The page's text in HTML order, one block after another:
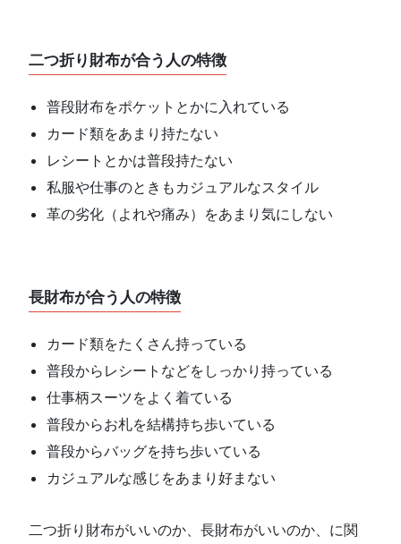
二つ折り財布が合う人の特徴
普段財布をポケットとかに入れている
カード類をあまり持たない
レシートとかは普段持たない
私服や仕事のときもカジュアルなスタイル
革の劣化（よれや痛み）をあまり気にしない
長財布が合う人の特徴
カード類をたくさん持っている
普段からレシートなどをしっかり持っている
仕事柄スーツをよく着ている
普段からお札を結構持ち歩いている
普段からバッグを持ち歩いている
カジュアルな感じをあまり好まない
二つ折り財布がいいのか、長財布がいいのか、に関